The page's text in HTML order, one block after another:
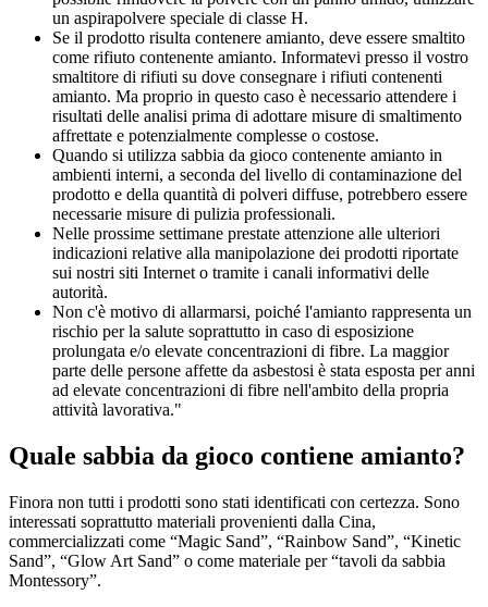
un aspirapolvere speciale di classe H.
Se il prodotto risulta contenere amianto, deve essere smaltito
come rifiuto contenente amianto. Informatevi presso il vostro
smaltitore di rifiuti su dove consegnare i rifiuti contenenti
amianto. Ma proprio in questo caso è necessario attendere i
risultati delle analisi prima di adottare misure di smaltimento
affrettate e potenzialmente complesse o costose.
Quando si utilizza sabbia da gioco contenente amianto in
ambienti interni, a seconda del livello di contaminazione del
prodotto e della quantità di polveri diffuse, potrebbero essere
necessarie misure di pulizia professionali.
Nelle prossime settimane prestate attenzione alle ulteriori
indicazioni relative alla manipolazione dei prodotti riportate
sui nostri siti Internet o tramite i canali informativi delle
autorità.
Non c'è motivo di allarmarsi, poiché l'amianto rappresenta un
rischio per la salute soprattutto in caso di esposizione
prolungata e/o elevate concentrazioni di fibre. La maggior
parte delle persone affette da asbestosi è stata esposta per anni
ad elevate concentrazioni di fibre nell'ambito della propria
attività lavorativa."
Quale sabbia da gioco contiene amianto?
Finora non tutti i prodotti sono stati identificati con certezza. Sono
interessati soprattutto materiali provenienti dalla Cina,
commercializzati come “Magic Sand”, “Rainbow Sand”, “Kinetic
Sand”, “Glow Art Sand” o come materiale per “tavoli da sabbia
Montessory”.